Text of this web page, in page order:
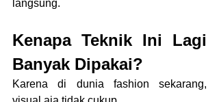
langsung.
Kenapa Teknik Ini Lagi
Banyak Dipakai?
Karena di dunia fashion sekarang,